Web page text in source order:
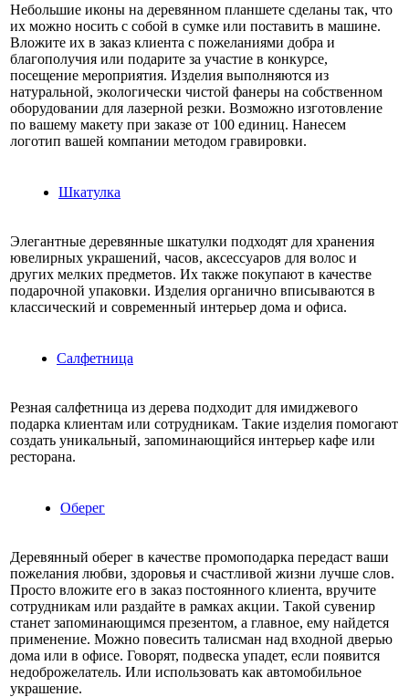
Небольшие иконы на деревянном планшете сделаны так, что
их можно носить с собой в сумке или поставить в машине.
Вложите их в заказ клиента с пожеланиями добра и
благополучия или подарите за участие в конкурсе,
посещение мероприятия. Изделия выполняются из
натуральной, экологически чистой фанеры на собственном
оборудовании для лазерной резки. Возможно изготовление
по вашему макету при заказе от 100 единиц. Нанесем
логотип вашей компании методом гравировки.
Шкатулка
Элегантные деревянные шкатулки подходят для хранения
ювелирных украшений, часов, аксессуаров для волос и
других мелких предметов. Их также покупают в качестве
подарочной упаковки. Изделия органично вписываются в
классический и современный интерьер дома и офиса.
Салфетница
Резная салфетница из дерева подходит для имиджевого
подарка клиентам или сотрудникам. Такие изделия помогают
создать уникальный, запоминающийся интерьер кафе или
ресторана.
Оберег
Деревянный оберег в качестве промоподарка передаст ваши
пожелания любви, здоровья и счастливой жизни лучше слов.
Просто вложите его в заказ постоянного клиента, вручите
сотрудникам или раздайте в рамках акции. Такой сувенир
станет запоминающимся презентом, а главное, ему найдется
применение. Можно повесить талисман над входной дверью
дома или в офисе. Говорят, подвеска упадет, если появится
недоброжелатель. Или использовать как автомобильное
украшение.